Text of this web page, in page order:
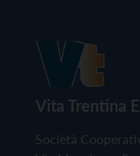
Vita Trentina
Società